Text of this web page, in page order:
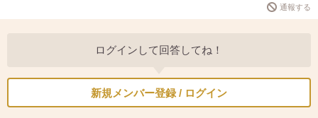
通報する
ログインして回答してね！
新規メンバー登録 / ログイン